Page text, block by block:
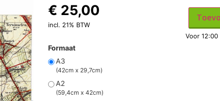
Formaat
A3
(42cm x 29,7cm)
A2
(59,4cm x 42cm)
€ 25,00
incl. 21% BTW